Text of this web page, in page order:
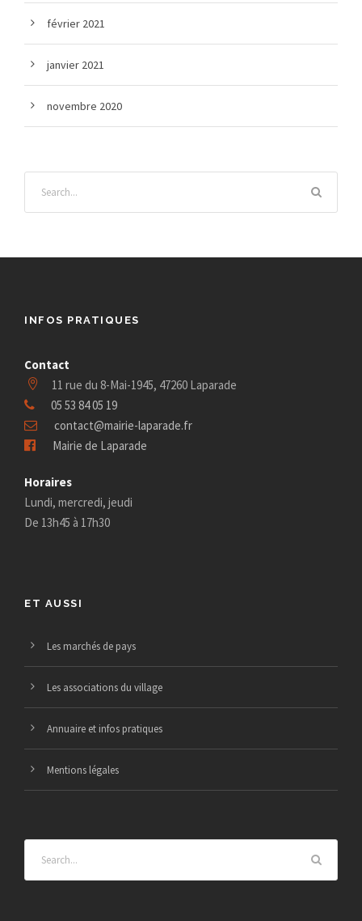
février 2021
janvier 2021
novembre 2020
INFOS PRATIQUES
Contact
11 rue du 8-Mai-1945, 47260 Laparade
05 53 84 05 19
contact@mairie-laparade.fr
Mairie de Laparade
Horaires
Lundi, mercredi, jeudi
De 13h45 à 17h30
ET AUSSI
Les marchés de pays
Les associations du village
Annuaire et infos pratiques
Mentions légales